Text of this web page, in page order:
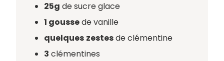
25g de sucre glace
1 goussede vanille
quelques zestesde clémentine
3 clémentines